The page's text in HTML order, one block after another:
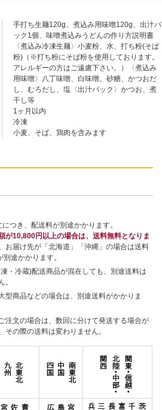
手打ち生麺120g、煮込み用味噌120g、出汁パ
ック1個、味噌煮込みうどんの作り方説明書
〈煮込み冷凍生麺〉小麦粉、水、打ち粉(そば
粉)（※打ち粉にそば粉を使用しております。
アレルギーの方はご遠慮下さい。）〈煮込み
用味噌〉八丁味噌、白味噌、砂糖、かつおだ
し、むろだし、塩〈出汁パック〉かつお、煮
干し等
1ヶ月以内
冷凍
小麦、そば、鶏肉を含みます
つき、配送料が別途かかります。
が10,800円以上の場合は、送料無料となりま
お届け先が「北海道」「沖縄」の場合は送料
途かかります。
・冷蔵)配送商品が混在しても、別途送料は
。
型商品などの場合は、別途送料がかかりま
注文の場合は、数回に分けて発送する場合が
その際の送料は変わりません。